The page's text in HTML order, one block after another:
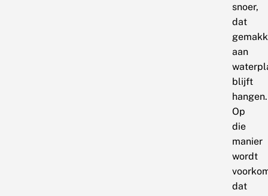
snoer,
dat
aan
blijft
hangen.
Op
die
manier
wordt
dat